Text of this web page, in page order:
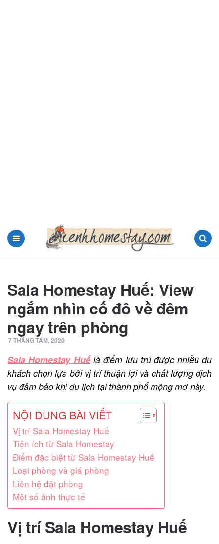
Sala Homestay Huế: View
ngắm nhìn cố đô về đêm
ngay trên phòng
7 THÁNG TÁM, 2020
SalaHomestay Huếlà điểm lưu trú được nhiều du
khách chọn lựa bởi vị trí thuậnlợi và chất lượng dịch
vụ đảm bảo khi du lịch tại thành phố mộng mơ này.
NỘI DUNG BÀI VIẾT
Vị trí Sala Homestay Huế
Tiện ích từ Sala Homestay
Điểm đặc biệt từ Sala Homestay Huế
Loại phòng và giá phòng
Liên hệ đặt phòng
Một số ảnh thực tế
Vị tríSala Homestay Huế